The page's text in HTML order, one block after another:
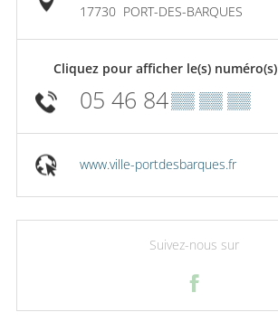
17730 PORT-DES-BARQUES
Cliquez pour afficher le(s) numéro(s)
05 46 84▒▒ ▒▒ ▒▒
www.ville-portdesbarques.fr
Suivez-nous sur